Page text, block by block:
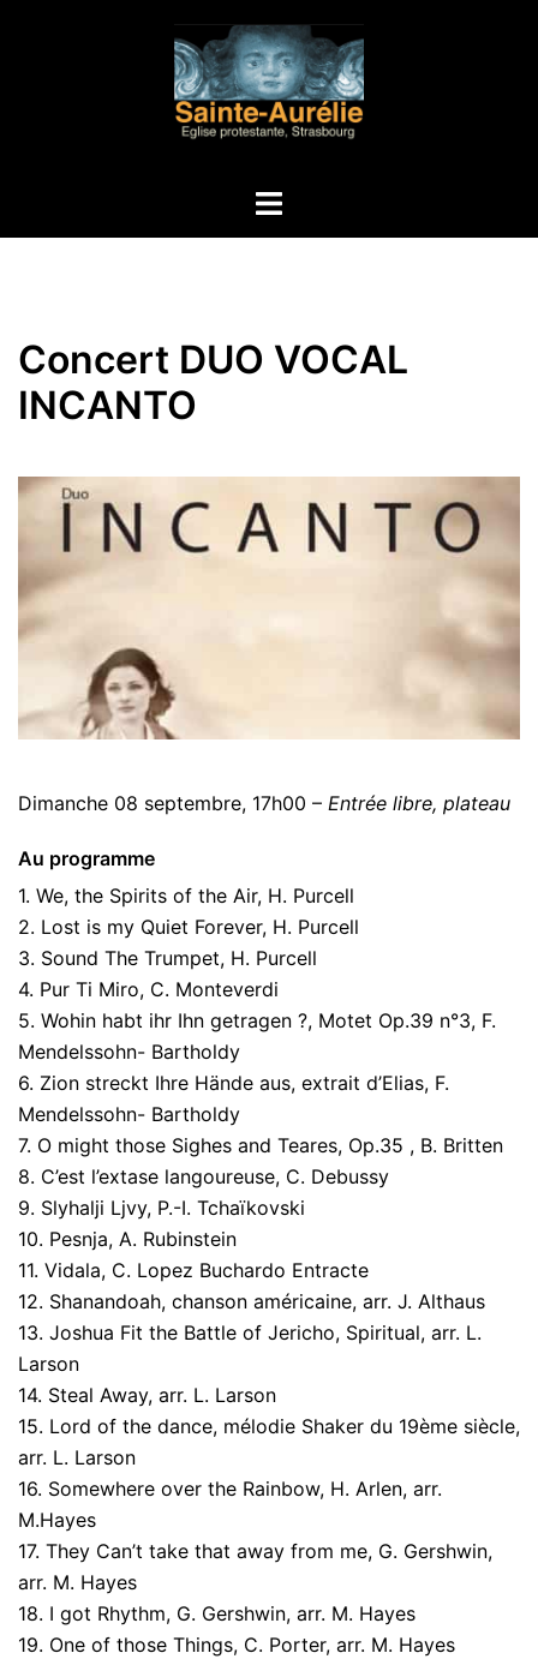
Ouvrir/fermer
Concert DUO VOCAL
INCANTO
Dimanche 08 septembre, 17h00 – Entrée libre, plateau
Au programme
1. We, the Spirits of the Air, H. Purcell
2. Lost is my Quiet Forever, H. Purcell
3. Sound The Trumpet, H. Purcell
4. Pur Ti Miro, C. Monteverdi
5. Wohin habt ihr Ihn getragen ?, Motet Op.39 n°3, F.
Mendelssohn- Bartholdy
6. Zion streckt Ihre Hände aus, extrait d’Elias, F.
Mendelssohn- Bartholdy
7. O might those Sighes and Teares, Op.35 , B. Britten
8. C’est l’extase langoureuse, C. Debussy
9. Slyhalji Ljvy, P.-I. Tchaïkovski
10. Pesnja, A. Rubinstein
11. Vidala, C. Lopez Buchardo Entracte
12. Shanandoah, chanson américaine, arr. J. Althaus
13. Joshua Fit the Battle of Jericho, Spiritual, arr. L.
Larson
14. Steal Away, arr. L. Larson
15. Lord of the dance, mélodie Shaker du 19ème siècle,
arr. L. Larson
16. Somewhere over the Rainbow, H. Arlen, arr.
M.Hayes
17. They Can’t take that away from me, G. Gershwin,
arr. M. Hayes
18. I got Rhythm, G. Gershwin, arr. M. Hayes
19. One of those Things, C. Porter, arr. M. Hayes